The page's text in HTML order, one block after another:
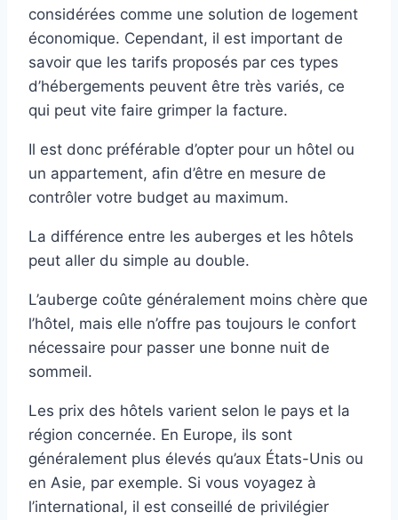
considérées comme une solution de logement
économique. Cependant, il est important de
savoir que les tarifs proposés par ces types
d’hébergements peuvent être très variés, ce
qui peut vite faire grimper la facture.
Il est donc préférable d’opter pour un hôtel ou
un appartement, afin d’être en mesure de
contrôler votre budget au maximum.
La différence entre les auberges et les hôtels
peut aller du simple au double.
L’auberge coûte généralement moins chère que
l’hôtel, mais elle n’offre pas toujours le confort
nécessaire pour passer une bonne nuit de
sommeil.
Les prix des hôtels varient selon le pays et la
région concernée. En Europe, ils sont
généralement plus élevés qu’aux États-Unis ou
en Asie, par exemple. Si vous voyagez à
l’international, il est conseillé de privilégier